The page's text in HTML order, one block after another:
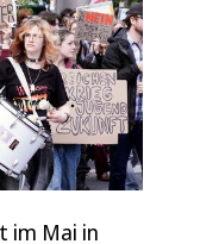
im Mai in